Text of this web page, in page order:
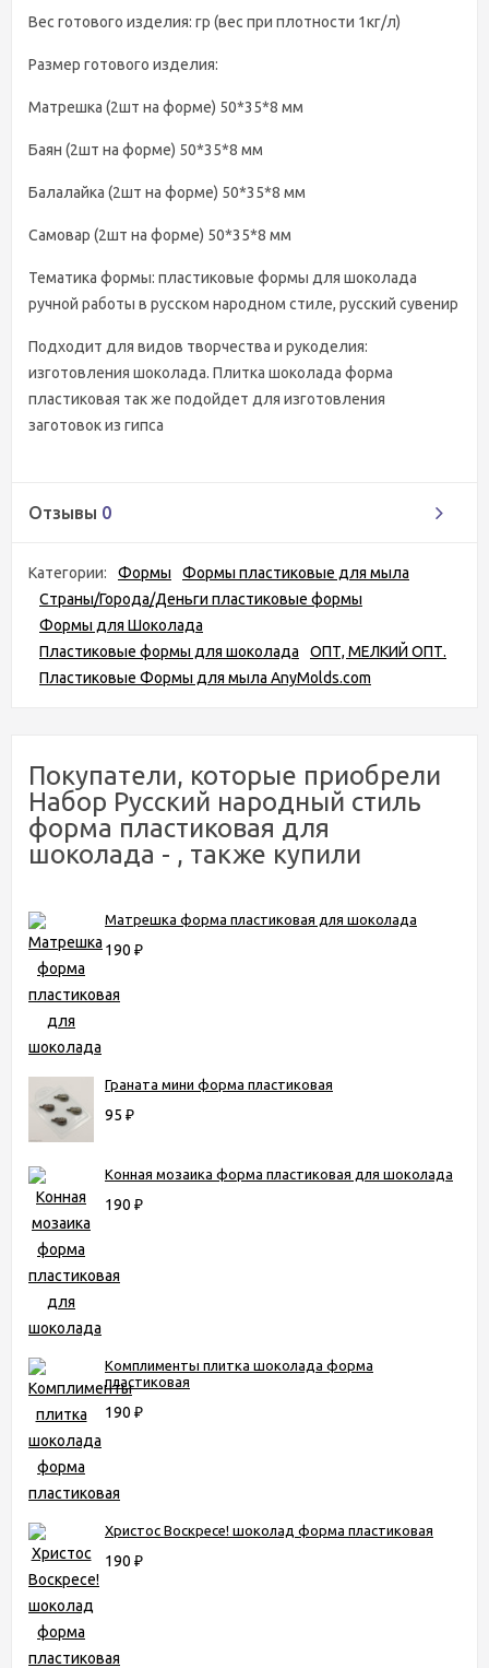
Вес готового изделия: гр (вес при плотности 1кг/л)
Размер готового изделия:
Матрешка (2шт на форме) 50*35*8 мм
Баян (2шт на форме) 50*35*8 мм
Балалайка (2шт на форме) 50*35*8 мм
Самовар (2шт на форме) 50*35*8 мм
Тематика формы: пластиковые формы для шоколада
ручной работы в русском народном стиле, русский сувенир
Подходит для видов творчества и рукоделия:
изготовления шоколада. Плитка шоколада форма
пластиковая так же подойдет для изготовления
заготовок из гипса
Отзывы 0
Категории: Формы
Формы пластиковые для мыла
Страны/Города/Деньги пластиковые формы
Формы для Шоколада
Пластиковые формы для шоколада
ОПТ, МЕЛКИЙ ОПТ.
Пластиковые Формы для мыла AnyMolds.com
Покупатели, которые приобрели
Набор Русский народный стиль
форма пластиковая для
шоколада - , также купили
Матрешка форма пластиковая для шоколада
190 ₽
Граната мини форма пластиковая
95 ₽
Конная мозаика форма пластиковая для шоколада
190 ₽
Комплименты плитка шоколада форма
пластиковая
190 ₽
Христос Воскресе! шоколад форма пластиковая
190 ₽